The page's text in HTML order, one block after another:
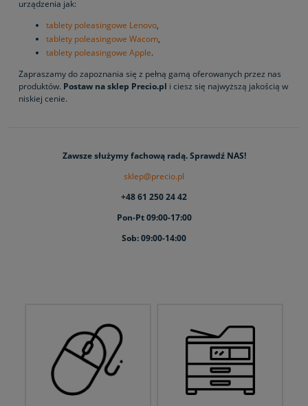
urządzenia jak:
tablety poleasingowe Lenovo,
tablety poleasingowe Wacom,
tablety poleasingowe Apple.
Zapraszamy do zapoznania się z pełną gamą oferowanych przez nas
produktów. Postaw na sklep Precio.pl i ciesz się najwyższą jakością w
niskiej cenie.
Zawsze służymy fachową radą. Sprawdź NAS!
sklep@precio.pl
+48 61 250 24 42
Pon-Pt 09:00-17:00
Sob: 09:00-14:00